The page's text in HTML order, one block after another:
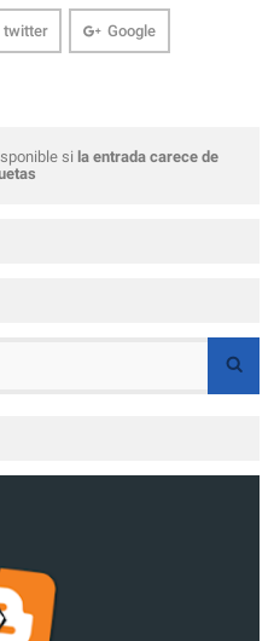
twitter Google
si la entrada carece de